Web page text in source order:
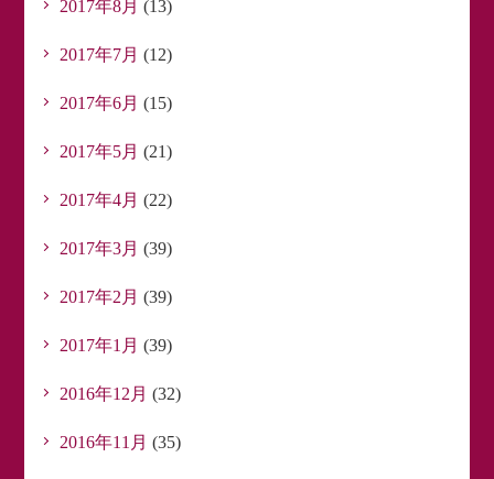
2017年8月 (13)
2017年7月 (12)
2017年6月 (15)
2017年5月 (21)
2017年4月 (22)
2017年3月 (39)
2017年2月 (39)
2017年1月 (39)
2016年12月 (32)
2016年11月 (35)